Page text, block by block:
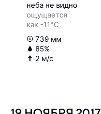
неба не видно
ощущается
как -11°C
739 мм
85%
2 м/с